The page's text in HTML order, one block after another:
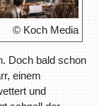
© Koch Media
Doch bald schon
einem
und